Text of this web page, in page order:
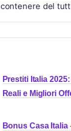
del
Prestiti Italia
Reali e Migliori
Bonus Casa Italia